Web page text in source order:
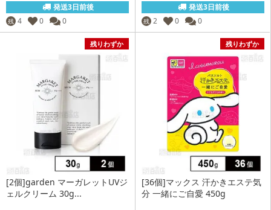
発送3日前後
残 4 0 0
発送3日前後
残 2 0 0
残りわずか
[2個]garden マーガレットUVジ
ェルクリーム 30g...
残りわずか
[36個]マックス 汗かきエステ気
分 一緒にご自愛 450g